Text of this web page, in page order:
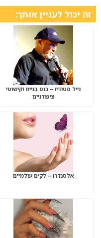
זה יכול לעניין אותך:
נייל סטודיו – כנס בניית וקישוטי
ציפורניים
אלסנדרו – לקים עולמיים